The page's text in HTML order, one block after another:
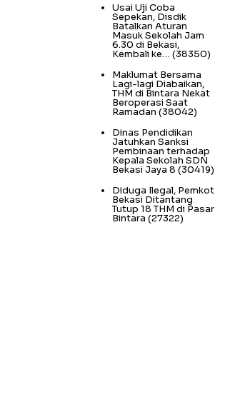
Usai Uji Coba
Sepekan, Disdik
Batalkan Aturan
Masuk Sekolah Jam
6.30 di Bekasi,
Kembali ke… (38350)
Maklumat Bersama
Lagi-lagi Diabaikan,
THM di Bintara Nekat
Beroperasi Saat
Ramadan (38042)
Dinas Pendidikan
Jatuhkan Sanksi
Pembinaan terhadap
Kepala Sekolah SDN
Bekasi Jaya 8 (30419)
Diduga Ilegal, Pemkot
Bekasi Ditantang
Tutup 18 THM di Pasar
Bintara (27322)